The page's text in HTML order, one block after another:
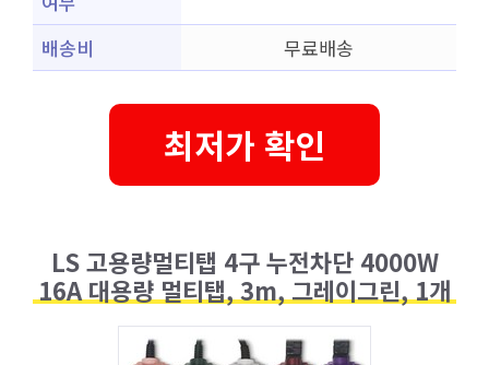
배송비 무료배송
최저가 확인
LS 고용량멀티탭 4구 누전차단 4000W
16A 대용량 멀티탭, 3m, 그레이그린, 1개